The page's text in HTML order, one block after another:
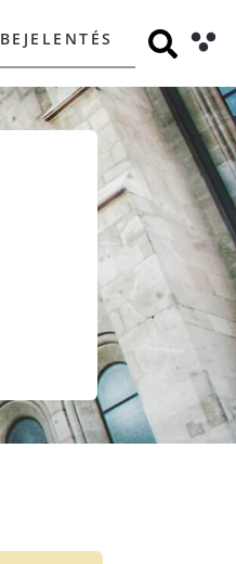
BEJELENTÉS